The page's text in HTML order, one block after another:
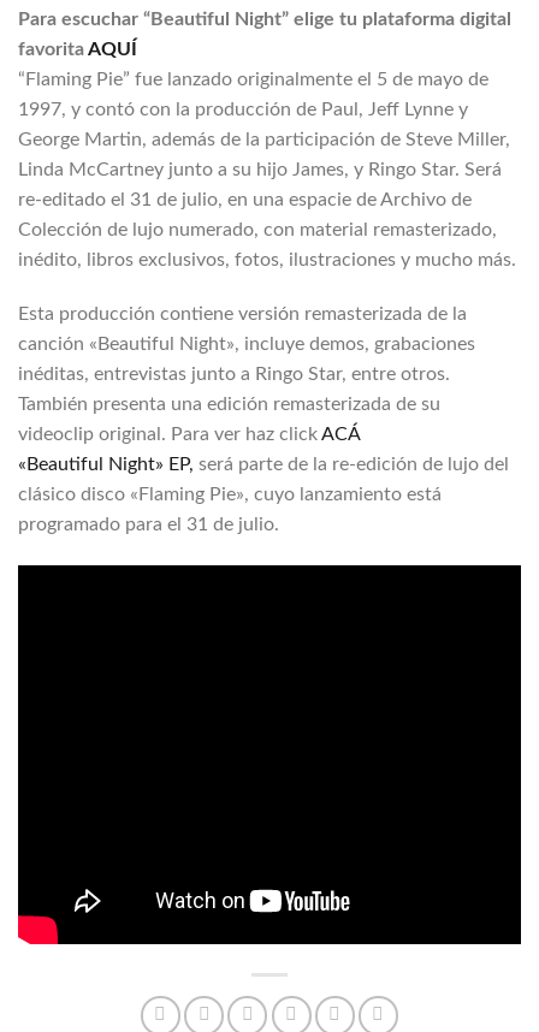
Para escuchar “Beautiful Night” elige tu plataforma digital
favoritaAQUÍ
“Flaming Pie” fue lanzado originalmente el 5 de mayo de
1997, y contó con la producción de Paul, Jeff Lynne y
George Martin, además de la participación de Steve Miller,
Linda McCartney junto a su hijo James, y Ringo Star. Será
re-editado el 31 de julio, en una espacie de Archivo de
Colección de lujo numerado, con material remasterizado,
inédito, libros exclusivos, fotos, ilustraciones y mucho más.
Esta producción contiene versión remasterizada de la
canción «Beautiful Night», incluye demos, grabaciones
inéditas, entrevistas junto a Ringo Star, entre otros.
También presenta una edición remasterizada de su
videoclip original. Para ver haz clickACÁ
«Beautiful Night» EP, será parte de la re-edición de lujo del
clásico disco «Flaming Pie», cuyo lanzamiento está
programado para el 31 de julio.